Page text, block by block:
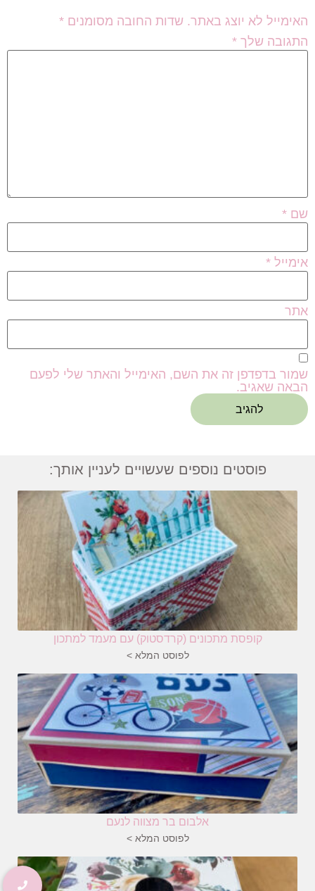
האימייל לא יוצג באתר. שדות החובה מסומנים *
התגובה שלך *
שם *
אימייל *
אתר
שמור בדפדפן זה את השם, האימייל והאתר שלי לפעם
הבאה שאגיב.
פוסטים נוספים שעשויים לעניין אותך:
קופסת מתכונים (קרדסטוק) עם מעמד למתכון
לפוסט המלא >
אלבום בר מצווה לנעם
לפוסט המלא >